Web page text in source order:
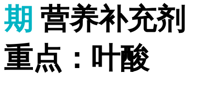
期 营养补充剂
重点：叶酸